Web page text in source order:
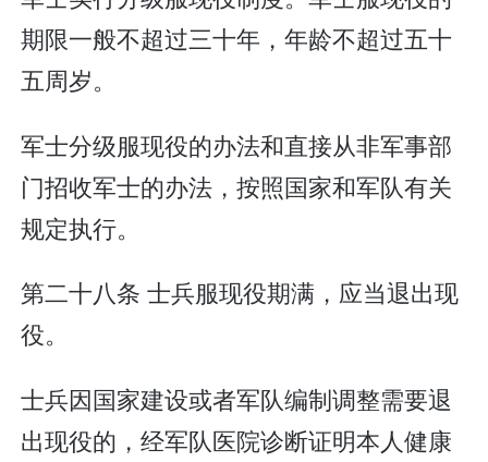
期限一般不超过三十年，年龄不超过五十
五周岁。
军士分级服现役的办法和直接从非军事部
门招收军士的办法，按照国家和军队有关
规定执行。
第二十八条 士兵服现役期满，应当退出现
役。
士兵因国家建设或者军队编制调整需要退
出现役的，经军队医院诊断证明本人健康